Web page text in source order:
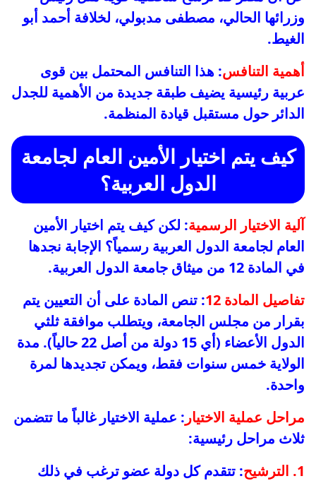
وزرائها الحالي، مصطفى مدبولي، لخلافة أحمد أبو
الغيط.
أهمية التنافس: هذا التنافس المحتمل بين قوى
عربية رئيسية يضيف طبقة جديدة من الأهمية للجدل
الدائر حول مستقبل قيادة المنظمة.
كيف يتم اختيار الأمين العام لجامعة
الدول العربية؟
آلية الاختيار الرسمية: لكن كيف يتم اختيار الأمين
العام لجامعة الدول العربية رسمياً؟ الإجابة نجدها
في المادة 12 من ميثاق جامعة الدول العربية.
تفاصيل المادة 12
: تنص المادة على أن التعيين يتم
بقرار من مجلس الجامعة، ويتطلب موافقة ثلثي
الدول الأعضاء (أي 15 دولة من أصل 22 حالياً). مدة
الولاية خمس سنوات فقط، ويمكن تجديدها لمرة
واحدة.
مراحل عملية الاختيار : عملية الاختيار غالباً ما تتضمن
ثلاث مراحل رئيسية:
1. الترشيح
: تتقدم كل دولة عضو ترغب في ذلك